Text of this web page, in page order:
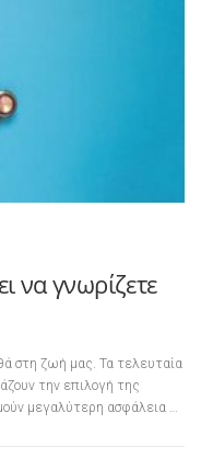
να γνωρίζετε
στη ζωή μας. Τα τελευταία
την επιλογή της
μεγαλύτερη ασφάλεια …